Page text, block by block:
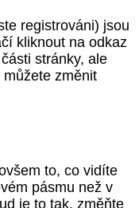
registrováni) jsou
kliknout na odkaz
stránky, ale
změnit
to, co vidíte
pásmu než v
je to tak, změňte